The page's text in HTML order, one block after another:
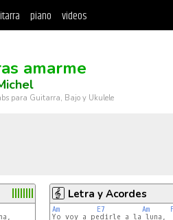
piano videos
amarme
para Guitarra, Bajo y Ukulele
Letra y Acordes
Am E7 Am F
Yo voy a pedirle a la luna,